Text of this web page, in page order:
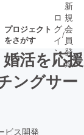
プロジェクト
をさがす
いプ
ロ
グ
イ
ン
/
新
規
会
員
登
録
活を応援
ングサー
ビス開発